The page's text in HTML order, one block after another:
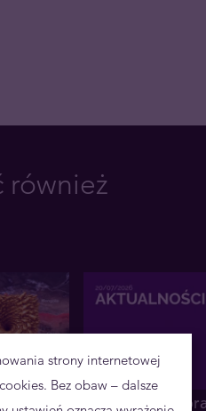
również
po co Przyszłość
strony internetowej
Bez obaw – dalsze